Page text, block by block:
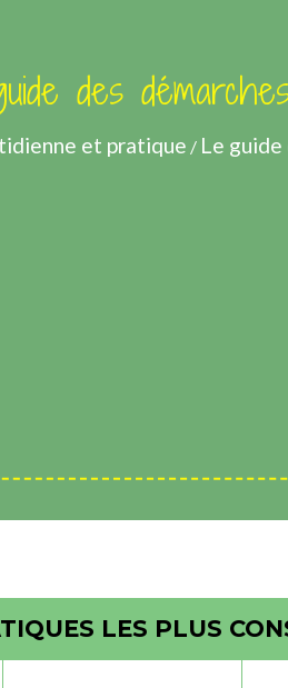
des
et pratique / Le guide
LES PLUS